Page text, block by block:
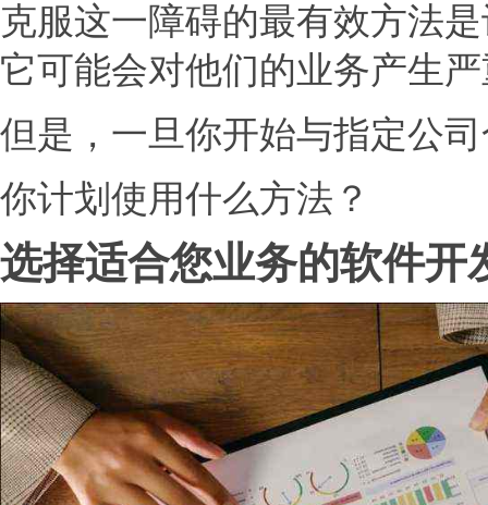
克服这一障碍的最有效方法
它可能会对他们的业务产生
但是，一旦你开始与指定公
你计划使用什么方法？
选择适合您业务的软件开